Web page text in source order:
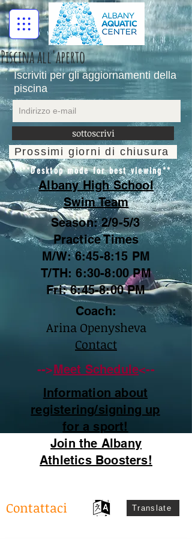
Iscriviti per gli aggiornamenti della
piscina
sottoscrivi
Prossimi giorni di chiusura
Piscina all'aperto
**Desktop mode for best viewing**
Albany High School
Swim Team
Season: 2/9-5/3
Practice Times
M/W: 6:45-8:15 PM
T/TH: 6:30-8:00 PM
Fri: 6:45-8:00 PM
Coach:
Arina Openysheva
Contact
-->Meet Schedule<--
Information about
registering/signing up
for a sport!
Join the Albany
Athletics Boosters!
Contattaci Translate